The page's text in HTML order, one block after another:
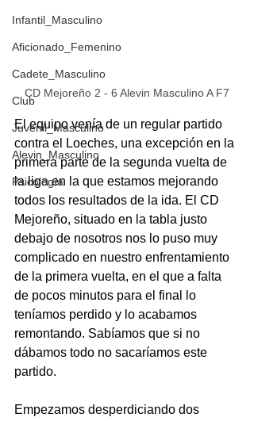
Infantil_Masculino
Aficionado_Femenino
Cadete_Masculino
Club
Juvenil_Masculino
Alevin_Masculino
Psicología
CD Mejoreño 2 - 6 Alevin Masculino A F7
El equipo venía de un regular partido
contra el Loeches, una excepción en la
primera parte de la segunda vuelta de
la liga en la que estamos mejorando
todos los resultados de la ida. El CD
Mejoreño, situado en la tabla justo
debajo de nosotros nos lo puso muy
complicado en nuestro enfrentamiento
de la primera vuelta, en el que a falta
de pocos minutos para el final lo
teníamos perdido y lo acabamos
remontando. Sabíamos que si no
dábamos todo no sacaríamos este
partido.
Empezamos desperdiciando dos